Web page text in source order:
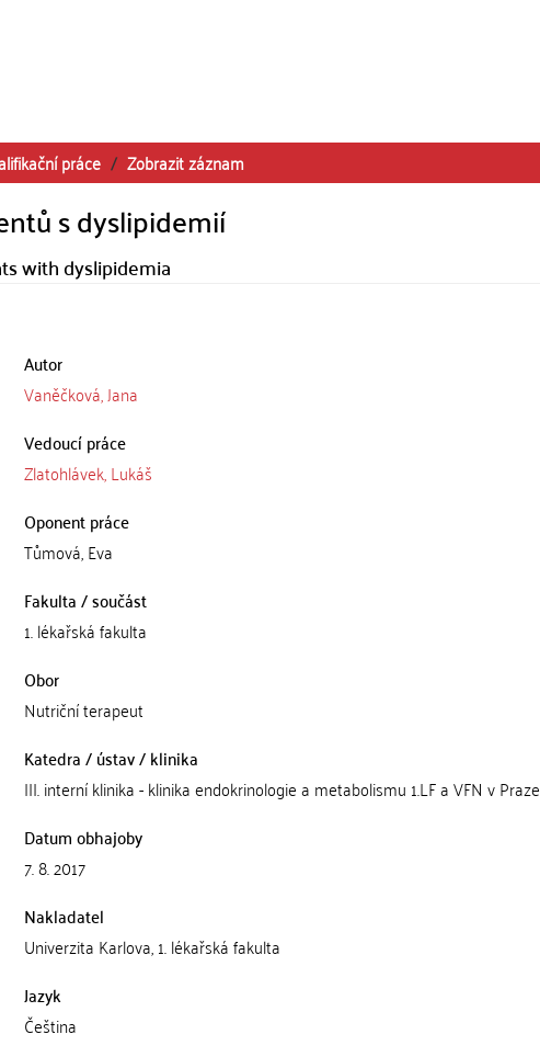
práce Zobrazit záznam
s dyslipidemií
with dyslipidemia
Autor
Vaněčková, Jana
Vedoucí práce
Zlatohlávek, Lukáš
Oponent práce
Tůmová, Eva
Fakulta / součást
1. lékařská fakulta
Obor
Nutriční terapeut
Katedra / ústav / klinika
III. interní klinika - klinika endokrinologie a metabolismu 1.LF a VFN v Praze
Datum obhajoby
7. 8. 2017
Nakladatel
Univerzita Karlova, 1. lékařská fakulta
Jazyk
Čeština